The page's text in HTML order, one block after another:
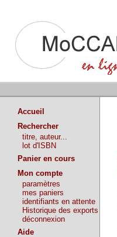
Accueil
Rechercher
titre, auteur...
lot d'ISBN
Panier en cours
Mon compte
paramètres
mes paniers
identifiants en attente
Historique des exports
déconnexion
Aide